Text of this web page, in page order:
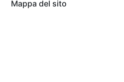
Mappa del sito